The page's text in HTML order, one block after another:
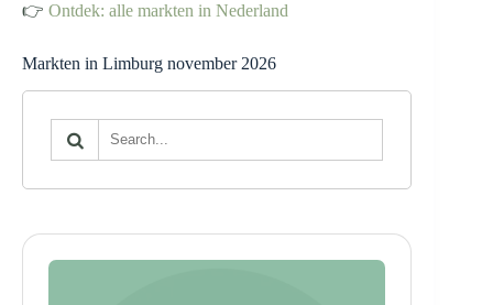
👉 Ontdek: alle markten in Nederland
Markten in Limburg november 2026